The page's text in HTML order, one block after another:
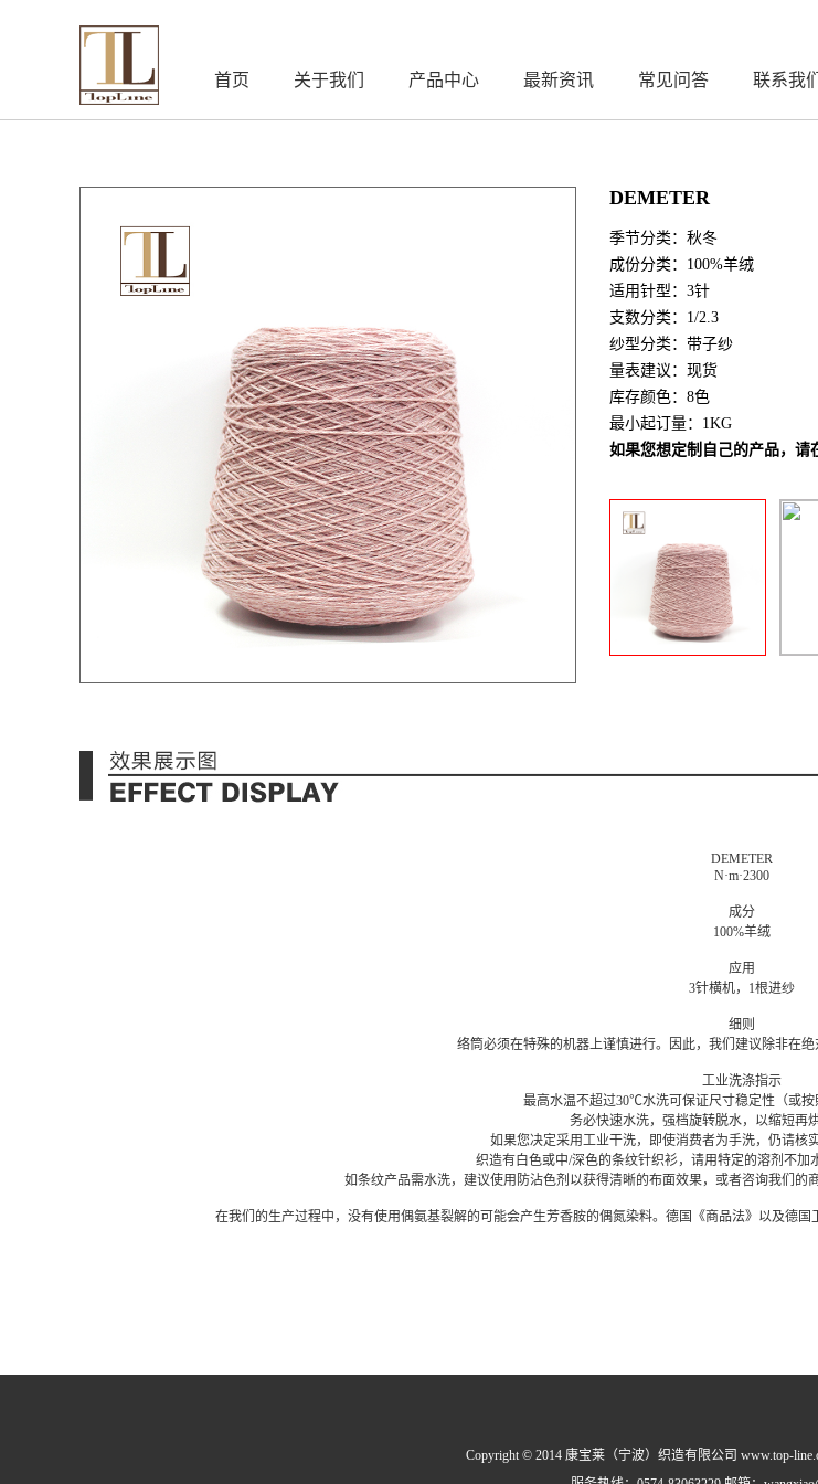
首页 关于我们 产品中心 最新资讯 常见问答 联系我们
DEMETER
季节分类：秋冬
成份分类：100%羊绒
适用针型：3针
支数分类：1/2.3
纱型分类：带子纱
量表建议：现货
库存颜色：8色
最小起订量：1KG
如果您想定制自己的产品，请
DEMETER
N·m·2300
成分
100%羊绒
应用
3针横机，1根进纱
细则
络筒必须在特殊的机器上谨慎进行。因此，我们建议除非在绝
工业洗涤指示
最高水温不超过30℃水洗可保证尺寸稳定性（或按
务必快速水洗，强档旋转脱水，以缩短再
如果您决定采用工业干洗，即使消费者为手洗，仍请核
织造有白色或中/深色的条纹针织衫，请用特定的溶剂不加
如条纹产品需水洗，建议使用防沾色剂以获得清晰的布面效果，或者咨询我们的
在我们的生产过程中，没有使用偶氨基裂解的可能会产生芳香胺的偶氮染料。德国《商品法》以及德国
Copyright © 2014 康宝莱（宁波）织造有限公司 www.top-